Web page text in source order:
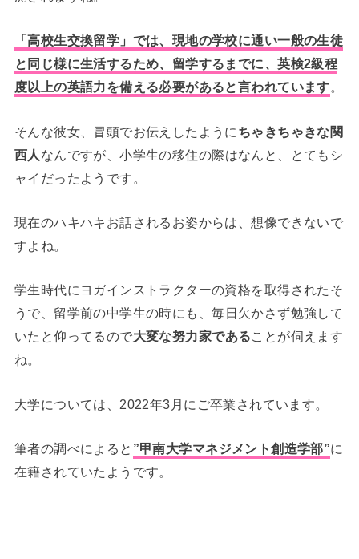
「高校生交換留学」では、現地の学校に通い一般の生徒
と同じ様に生活するため、留学するまでに、英検2級程
度以上の英語力を備える必要があると言われています。
そんな彼女、冒頭でお伝えしたように ちゃきちゃきな関
西人 なんですが、小学生の移住の際はなんと、とてもシ
ャイだったようです。
現在のハキハキお話されるお姿からは、想像できないで
すよね。
学生時代にヨガインストラクターの資格を取得されたそ
うで、 留学前の中学生の時にも、毎日欠かさず勉強して
いたと仰ってるので大変な努力家であることが伺えます
ね。
大学については、2022年3月に ご卒業されています。
筆者の調べによると ”甲南大学マネジメント創造学部”に
在籍されていたようです。